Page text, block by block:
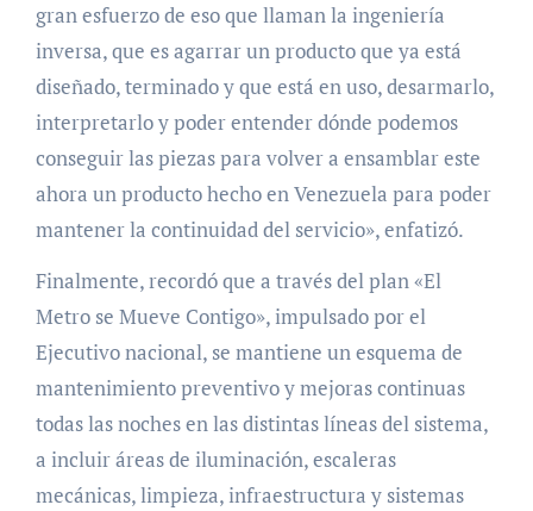
gran esfuerzo de eso que llaman la ingeniería
inversa, que es agarrar un producto que ya está
diseñado, terminado y que está en uso, desarmarlo,
interpretarlo y poder entender dónde podemos
conseguir las piezas para volver a ensamblar este
ahora un producto hecho en Venezuela para poder
mantener la continuidad del servicio», enfatizó.
Finalmente, recordó que a través del plan «El
Metro se Mueve Contigo», impulsado por el
Ejecutivo nacional, se mantiene un esquema de
mantenimiento preventivo y mejoras continuas
todas las noches en las distintas líneas del sistema,
a incluir áreas de iluminación, escaleras
mecánicas, limpieza, infraestructura y sistemas